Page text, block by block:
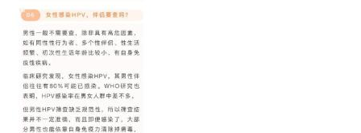
业
消
费
生
活